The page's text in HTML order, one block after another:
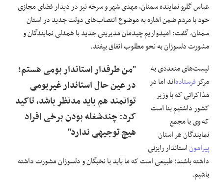
عباسگلرونماینده سمنان، مهدی شهر وسرخهنیز در دیدار فضای مجازی
خود با مردم ضمن اشاره به موضوع انتصاب‌های دولت جدید در استان
سمنان، گفت: امیدواریم چیدمان مدیریتی جدید با همدلی نمایندگان و
مشورت دلسوزان به نحو مطلوب اتفاق بیفتد.
"من طرفدار استاندار بومی هستم؛
در عین حال استاندار غیربومی
توانمند هم باید مدنظر باشد، تاکید
کرد: چندشغله بودن برخی افراد
هیچ توجیهی ندارد"
لیست‌های متعددی به
مرکزفرستاده‌اند اما در
مذاکراتی که با وزیر
کشور داشتیم بنا است
که وی با مجمع
نمایندگان هر استان
پیراموناستاندار رایزنی
داشته باشند؛ طبیعی است که ما باید با نخبگان و دلسوزان مشورت داشته
باشیم.